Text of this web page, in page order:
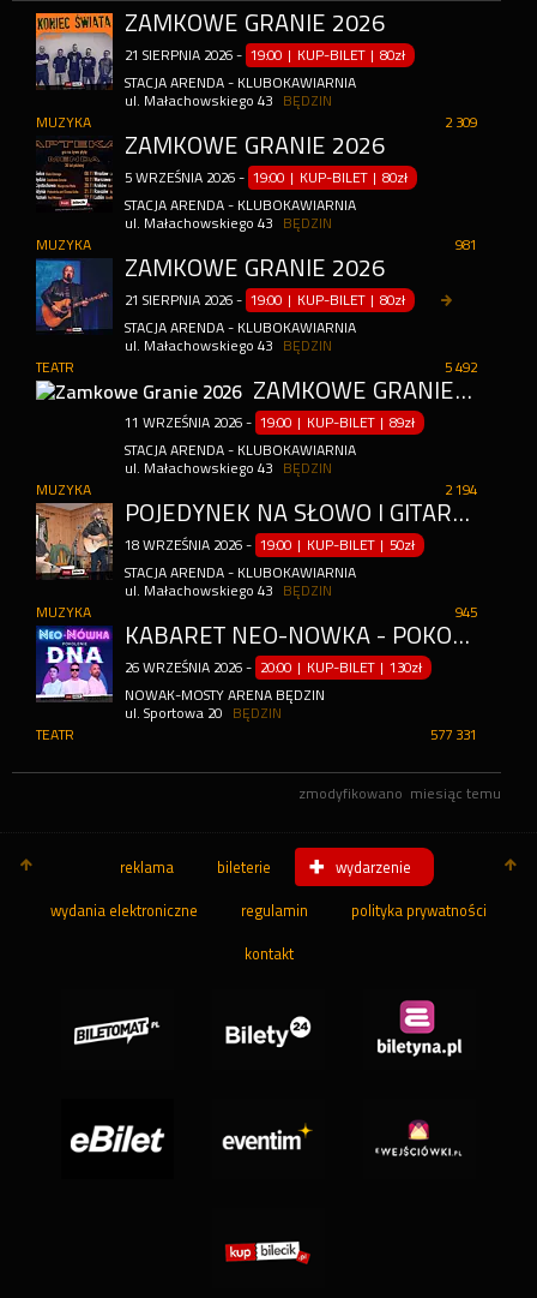
ZAMKOWE GRANIE 2026
21 SIERPNIA 2026 - 19:00 | KUP-BILET |80zł
STACJA ARENDA - KLUBOKAWIARNIA
ul. Małachowskiego 43
BĘDZIN
2 309
MUZYKA
ZAMKOWE GRANIE 2026
5 WRZEŚNIA 2026 - 19:00 | KUP-BILET |80zł
STACJA ARENDA - KLUBOKAWIARNIA
ul. Małachowskiego 43
BĘDZIN
981
MUZYKA
ZAMKOWE GRANIE 2026
21 SIERPNIA 2026 - 19:00 | KUP-BILET |80zł
STACJA ARENDA - KLUBOKAWIARNIA
ul. Małachowskiego 43
BĘDZIN
5 492
TEATR
ZAMKOWE GRANIE 2026
11 WRZEŚNIA 2026 - 19:00 | KUP-BILET |89zł
STACJA ARENDA - KLUBOKAWIARNIA
ul. Małachowskiego 43
BĘDZIN
2 194
MUZYKA
POJEDYNEK NA SŁOWO I GITARĘ!
18 WRZEŚNIA 2026 - 19:00 | KUP-BILET | 50zł
STACJA ARENDA - KLUBOKAWIARNIA
ul. Małachowskiego 43
BĘDZIN
945
MUZYKA
KABARET NEO-NÓWKA - POKOLENIE DNA - NOWY PROGRAM
26 WRZEŚNIA 2026 - 20:00 | KUP-BILET |130zł
NOWAK-MOSTY ARENA BĘDZIN
ul. Sportowa 20
BĘDZIN
577 331
TEATR
zmodyfikowano miesiąc temu
reklama bileterie wydarzenie
wydania elektroniczne regulamin polityka prywatności
kontakt